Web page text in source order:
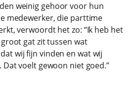
weinig gehoor voor hun
medewerker, die parttime
verwoordt het zo: “Ik heb het
gat zit tussen wat
wij fijn vinden en wat wij
voelt gewoon niet goed.”